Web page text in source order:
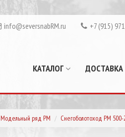
info@seversnabRM.ru +7 (915)
КАТАЛОГ ДОСТАВКА
Модельный ряд РМ Снегоболотоход РМ 500-